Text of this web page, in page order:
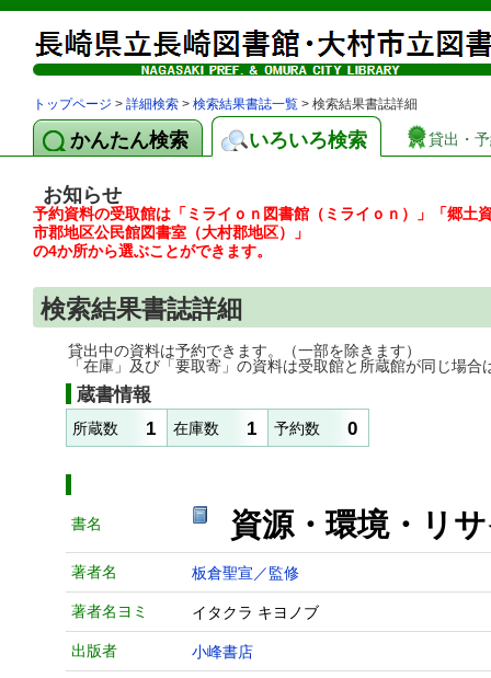
トップページ > 詳細検索 > 検索結果書誌一覧 > 検索結果書誌詳細
かんたん検索 いろいろ検索 貸出・
お知らせ
予約資料の受取館は「ミライｏｎ図書館（ミライｏｎ）」「郷
市郡地区公民館図書室（大村郡地区）」
の4か所から選ぶことができます。
検索結果書誌詳細
貸出中の資料は予約できます。（一部を除きます）
「在庫」及び「要取寄」の資料は受取館と所蔵館が同じ場合
蔵書情報
所蔵数 1 在庫数 1 予約数 0
書名 資源・環境・リ
著者名 板倉聖宣／監修
著者名ヨミ イタクラ キヨノブ
出版者 小峰書店